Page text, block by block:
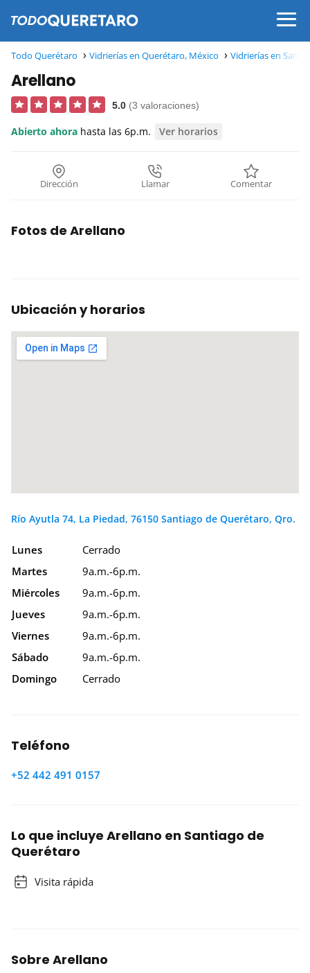
Todo Querétaro Vidrierías en Querétaro, México Vidrierías en
Arellano
5.0 (3 valoraciones)
Abierto ahora hasta las 6p.m. Ver horarios
Dirección Llamar Comentar
Fotos de Arellano
Ubicación y horarios
Río Ayutla 74, La Piedad, 76150 Santiago de Querétaro, Qro.
Lunes
Cerrado
Martes
9a.m.-6p.m.
Miércoles
9a.m.-6p.m.
Jueves
9a.m.-6p.m.
Viernes
9a.m.-6p.m.
Sábado
9a.m.-6p.m.
Domingo
Cerrado
Teléfono
+52 442 491 0157
Lo que incluye Arellano en Santiago de
Querétaro
Visita rápida
Sobre Arellano